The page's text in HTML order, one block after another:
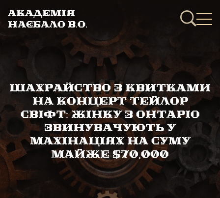
Академія
Наєбало В.О.
Шахрайство з квитками
на концерт Тейлор
Свіфт: жінку з Онтаріо
звинувачують у
махінаціях на суму
майже $70,000